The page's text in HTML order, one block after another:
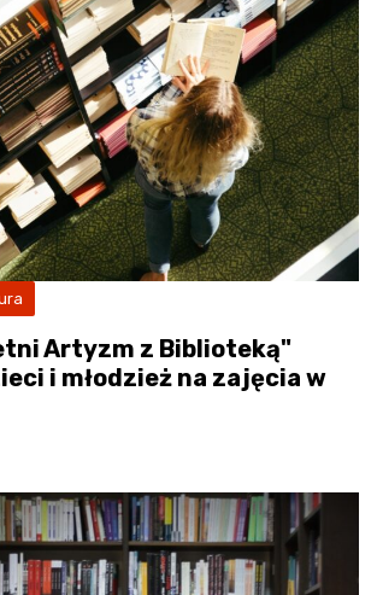
Artyzm z Biblioteką"
i młodzież na zajęcia w